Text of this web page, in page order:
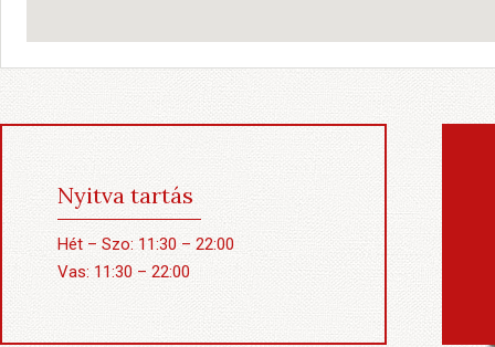
Nyitva tartás
Hét – Szo: 11:30 – 22:00
Vas: 11:30 – 22:00